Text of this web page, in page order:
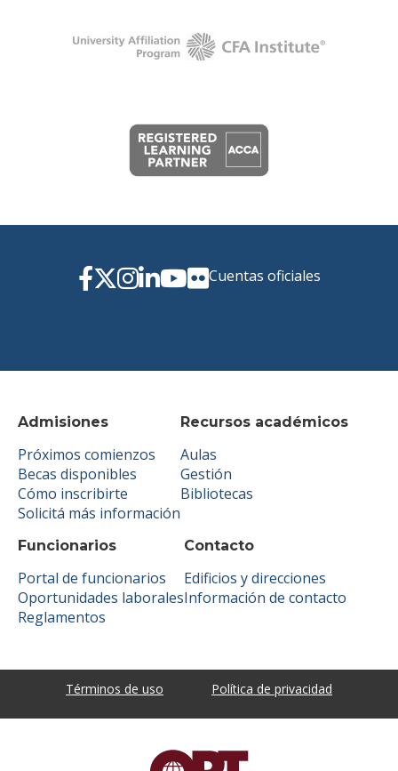
Admisiones
Próximos comienzos
Becas disponibles
Cómo inscribirte
Solicitá más información
Recursos académicos
Aulas
Gestión
Bibliotecas
Funcionarios
Portal de funcionarios
Oportunidades laborales
Reglamentos
Contacto
Edificios y direcciones
Información de contacto
Cuentas oficiales
Términos de uso Política de privacidad